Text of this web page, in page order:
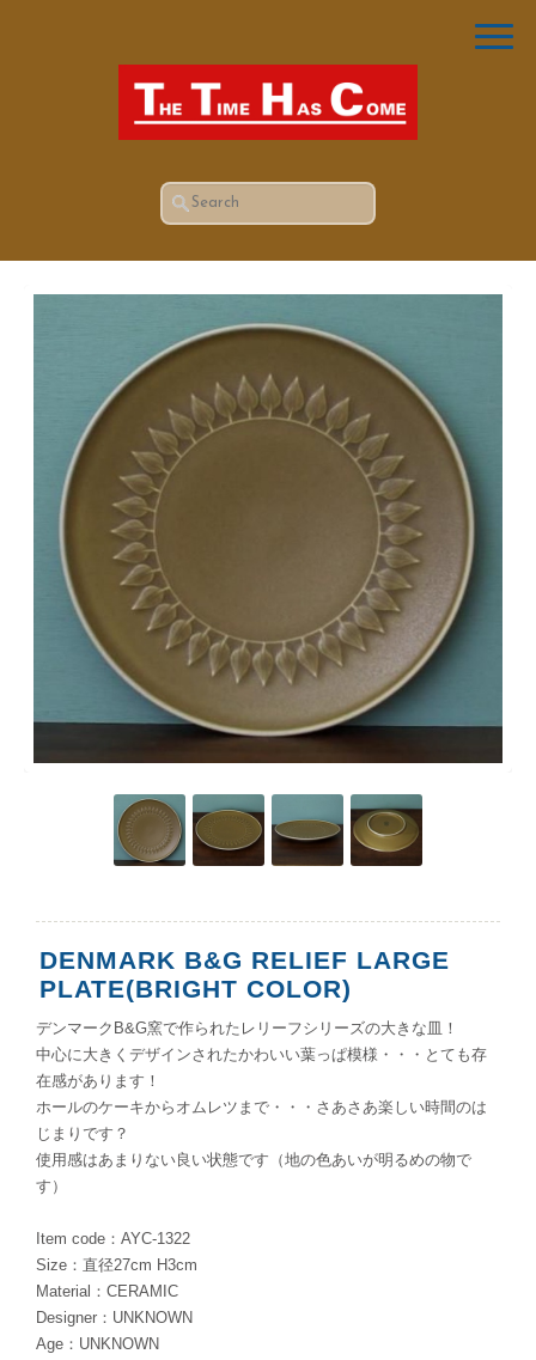
DENMARK B&G RELIEF LARGE
PLATE(BRIGHT COLOR)
デンマークB&G窯で作られたレリーフシリーズの大きな皿！
中心に大きくデザインされたかわいい葉っぱ模様・・・とても存
在感があります！
ホールのケーキからオムレツまで・・・さあさあ楽しい時間のは
じまりです？
使用感はあまりない良い状態です（地の色あいが明るめの物で
す）
Item code：AYC-1322
Size：直径27cm H3cm
Material：CERAMIC
Designer：UNKNOWN
Age：UNKNOWN